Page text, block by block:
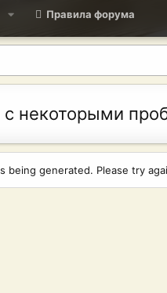
Правила форума
некоторыми
generated. Please try